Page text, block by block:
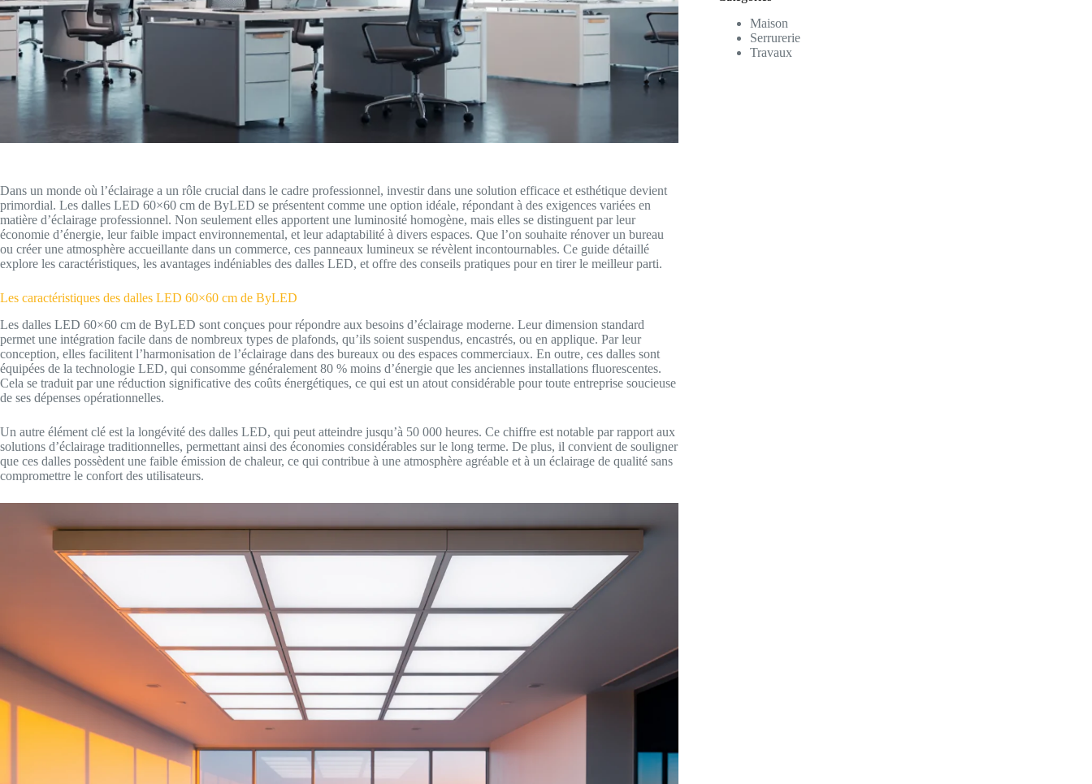
Dans un monde où l’éclairage a un rôle crucial dans le cadre professionnel, investir dans une solution efficace et esthétique devient
primordial. Les dalles LED 60×60 cm de ByLED se présentent comme une option idéale, répondant à des exigences variées en
matière d’éclairage professionnel. Non seulement elles apportent une luminosité homogène, mais elles se distinguent par leur
économie d’énergie, leur faible impact environnemental, et leur adaptabilité à divers espaces. Que l’on souhaite rénover un bureau
ou créer une atmosphère accueillante dans un commerce, ces panneaux lumineux se révèlent incontournables. Ce guide détaillé
explore les caractéristiques, les avantages indéniables des dalles LED, et offre des conseils pratiques pour en tirer le meilleur parti.
Les caractéristiques des dalles LED 60×60 cm de ByLED
Les dalles LED 60×60 cm de ByLED sont conçues pour répondre aux besoins d’éclairage moderne. Leur dimension standard
permet une intégration facile dans de nombreux types de plafonds, qu’ils soient suspendus, encastrés, ou en applique. Par leur
conception, elles facilitent l’harmonisation de l’éclairage dans des bureaux ou des espaces commerciaux. En outre, ces dalles sont
équipées de la technologie LED, qui consomme généralement 80 % moins d’énergie que les anciennes installations fluorescentes.
Cela se traduit par une réduction significative des coûts énergétiques, ce qui est un atout considérable pour toute entreprise soucieuse
de ses dépenses opérationnelles.
Un autre élément clé est la longévité des dalles LED, qui peut atteindre jusqu’à 50 000 heures. Ce chiffre est notable par rapport aux
solutions d’éclairage traditionnelles, permettant ainsi des économies considérables sur le long terme. De plus, il convient de souligner
que ces dalles possèdent une faible émission de chaleur, ce qui contribue à une atmosphère agréable et à un éclairage de qualité sans
compromettre le confort des utilisateurs.
Maison
Serrurerie
Travaux